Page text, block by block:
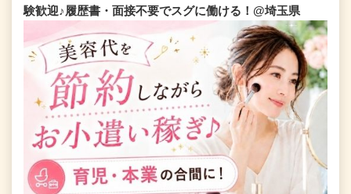
験歓迎♪履歴書・面接不要でスグに働ける！@埼玉県